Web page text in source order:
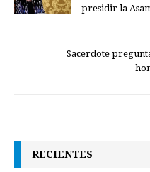
presidir la
Sacerdote
RECIENTES